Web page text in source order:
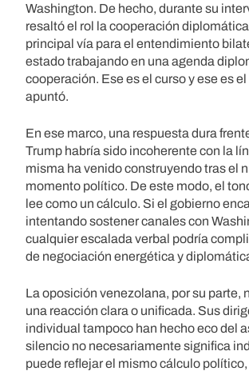
Washington. De hecho, durante su
resaltó el rol la cooperación
principal vía para el entendimiento
estado trabajando en una agenda
cooperación. Ese es el curso y ese es el
apuntó.
En ese marco, una respuesta dura
Trump habría sido incoherente con la
misma ha venido construyendo tras el
momento político. De este modo, el
lee como un cálculo. Si el gobierno
intentando sostener canales con
cualquier escalada verbal podría
de negociación energética y
La oposición venezolana, por su parte,
una reacción clara o unificada. Sus
individual tampoco han hecho eco del
silencio no necesariamente significa
puede reflejar el mismo cálculo